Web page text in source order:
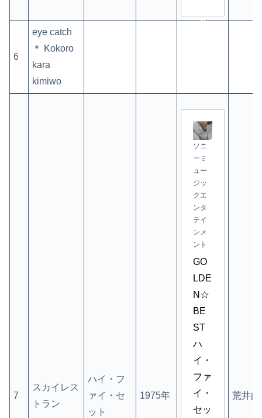
見
6
eye catch
＊ Kokoro
kara
kimiwo
7
スカイレス
トラン
ハイ・フ
ァイ・セ
ット
1975年
ソニ
ーミ
ュー
ジッ
クエ
ンタ
テイ
ンメ
ント
GO
LDE
N☆
BE
ST
ハ
イ・
ファ
イ・
セッ
荒井